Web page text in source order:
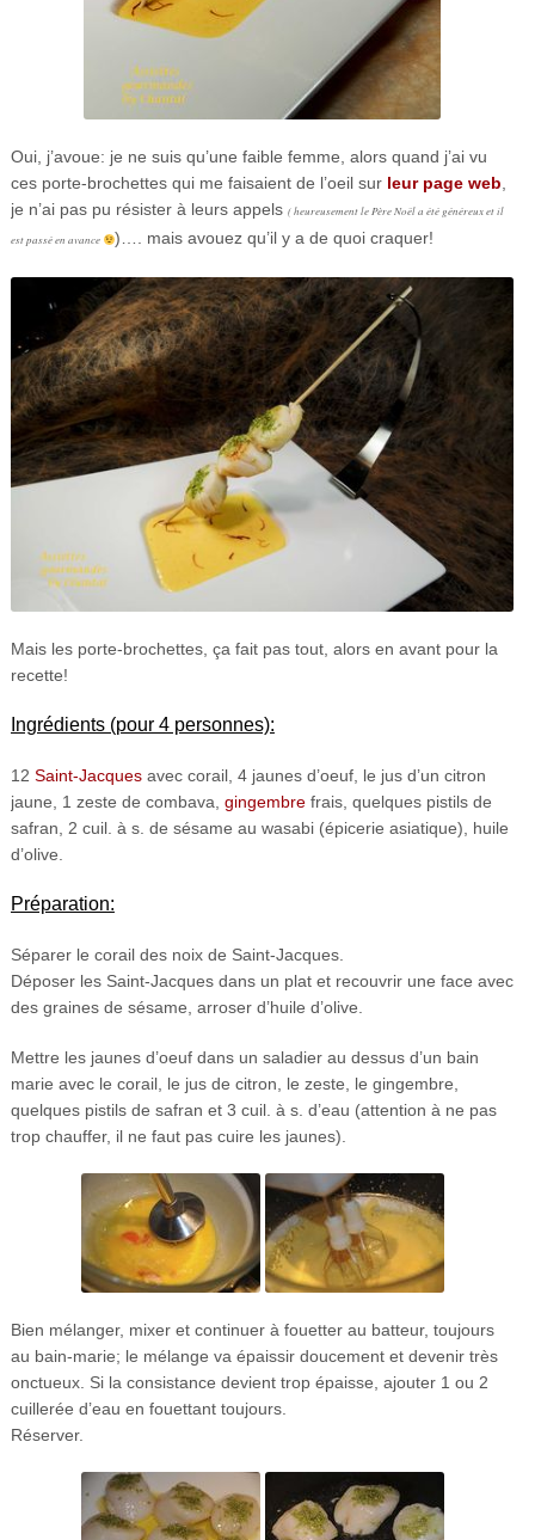
Oui, j’avoue: je ne suis qu’une faible femme, alors quand j’ai vu
ces porte-brochettes qui me faisaient de l’oeil sur leur page web,
je n’ai pas pu résister à leurs appels ( heureusement le Père Noël a été généreux et il
est passé en avance
)…. mais avouez qu’il y a de quoi craquer!
Mais les porte-brochettes, ça fait pas tout, alors en avant pour la
recette!
Ingrédients (pour 4 personnes):
12 Saint-Jacquesavec corail, 4 jaunes d’oeuf, le jus d’un citron
jaune, 1 zeste de combava, gingembrefrais, quelques pistils de
safran, 2 cuil. à s. de sésame au wasabi (épicerie asiatique), huile
d’olive.
Préparation:
Séparer le corail des noix de Saint-Jacques.
Déposer les Saint-Jacques dans un plat et recouvrir une face avec
des graines de sésame, arroser d’huile d’olive.
Mettre les jaunes d’oeuf dans un saladier au dessus d’un bain
marie avec le corail, le jus de citron, le zeste, le gingembre,
quelques pistils de safran et 3 cuil. à s. d’eau (attention à ne pas
trop chauffer, il ne faut pas cuire les jaunes).
Bien mélanger, mixer et continuer à fouetter au batteur, toujours
au bain-marie; le mélange va épaissir doucement et devenir très
onctueux. Si la consistance devient trop épaisse, ajouter 1 ou 2
cuillerée d’eau en fouettant toujours.
Réserver.